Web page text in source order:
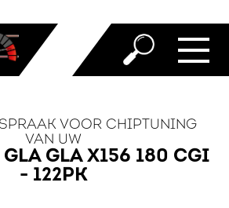
VOOR CHIPTUNING
VAN UW
GLA GLA X156 180 CGI
- 122PK